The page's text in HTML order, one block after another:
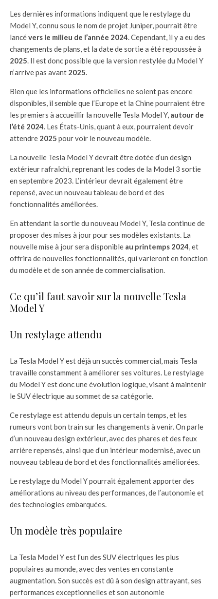
Les dernières informations indiquent que le restylage du
Model Y, connu sous le nom de projet Juniper, pourrait être
lancévers le milieu de l’année 2024. Cependant, il y a eu des
changements de plans, et la date de sortie a été repoussée à
2025. Il est donc possible que la version restylée du Model Y
n’arrive pas avant 2025.
Bien que les informations officielles ne soient pas encore
disponibles, il semble que l’Europe et la Chine pourraient être
les premiers à accueillir la nouvelle Tesla Model Y, autour de
l’été 2024. Les États-Unis, quant à eux, pourraient devoir
attendre 2025 pour voir le nouveau modèle.
La nouvelle Tesla Model Y devrait être dotée d’un design
extérieur rafraîchi, reprenant les codes de la Model 3 sortie
en septembre 2023. L’intérieur devrait également être
repensé, avec un nouveau tableau de bord et des
fonctionnalités améliorées.
En attendant la sortie du nouveau Model Y, Tesla continue de
proposer des mises à jour pour ses modèles existants. La
nouvelle mise à jour sera disponible au printemps 2024, et
offrira de nouvelles fonctionnalités, qui varieront en fonction
du modèle et de son année de commercialisation.
Ce qu’il faut savoir sur la nouvelle Tesla
Model Y
Un restylage attendu
La Tesla Model Y est déjà un succès commercial, mais Tesla
travaille constamment à améliorer ses voitures. Le restylage
du Model Y est donc une évolution logique, visant à maintenir
le SUV électrique au sommet de sa catégorie.
Ce restylage est attendu depuis un certain temps, et les
rumeurs vont bon train sur les changements à venir. On parle
d’un nouveau design extérieur, avec des phares et des feux
arrière repensés, ainsi que d’un intérieur modernisé, avec un
nouveau tableau de bord et des fonctionnalités améliorées.
Le restylage du Model Y pourrait également apporter des
améliorations au niveau des performances, de l’autonomie et
des technologies embarquées.
Un modèle très populaire
La Tesla Model Y est l’un des SUV électriques les plus
populaires au monde, avec des ventes en constante
augmentation. Son succès est dû à son design attrayant, ses
performances exceptionnelles et son autonomie